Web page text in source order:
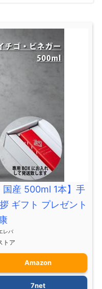
国産 500ml 1本】手
ギフト プレゼント
レバ
トア
Amazon
7net